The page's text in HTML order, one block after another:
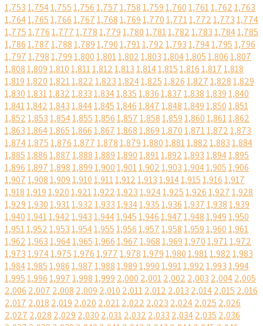
1,7531,7541,7551,7561,7571,7581,7591,7601,7611,7621,763
1,7641,7651,7661,7671,7681,7691,7701,7711,7721,7731,774
1,7751,7761,7771,7781,7791,7801,7811,7821,7831,7841,785
1,7861,7871,7881,7891,7901,7911,7921,7931,7941,7951,796
1,7971,7981,7991,8001,8011,8021,8031,8041,8051,8061,807
1,8081,8091,8101,8111,8121,8131,8141,8151,8161,8171,818
1,8191,8201,8211,8221,8231,8241,8251,8261,8271,8281,829
1,8301,8311,8321,8331,8341,8351,8361,8371,8381,8391,840
1,8411,8421,8431,8441,8451,8461,8471,8481,8491,8501,851
1,8521,8531,8541,8551,8561,8571,8581,8591,8601,8611,862
1,8631,8641,8651,8661,8671,8681,8691,8701,8711,8721,873
1,8741,8751,8761,8771,8781,8791,8801,8811,8821,8831,884
1,8851,8861,8871,8881,8891,8901,8911,8921,8931,8941,895
1,8961,8971,8981,8991,9001,9011,9021,9031,9041,9051,906
1,9071,9081,9091,9101,9111,9121,9131,9141,9151,9161,917
1,9181,9191,9201,9211,9221,9231,9241,9251,9261,9271,928
1,9291,9301,9311,9321,9331,9341,9351,9361,9371,9381,939
1,9401,9411,9421,9431,9441,9451,9461,9471,9481,9491,950
1,9511,9521,9531,9541,9551,9561,9571,9581,9591,9601,961
1,9621,9631,9641,9651,9661,9671,9681,9691,9701,9711,972
1,9731,9741,9751,9761,9771,9781,9791,9801,9811,9821,983
1,9841,9851,9861,9871,9881,9891,9901,9911,9921,9931,994
1,9951,9961,9971,9981,999 2,000 2,0012,002 2,003 2,0042,005
2,006 2,007 2,008 2,009 2,010 2,0112,012 2,013 2,0142,015 2,016
2,017 2,018 2,019 2,020 2,0212,022 2,023 2,0242,025 2,026
2,027 2,028 2,029 2,030 2,0312,032 2,033 2,0342,035 2,036